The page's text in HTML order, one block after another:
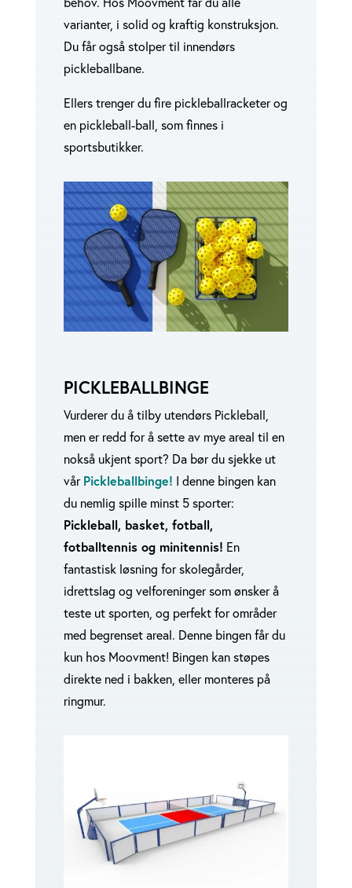
varianter, i solid og kraftig konstruksjon.
Du får også stolper til innendørs
pickleballbane.
Ellers trenger du fire pickleballracketer og
en pickleball-ball, som finnes i
sportsbutikker.
PICKLEBALLBINGE
Vurderer du å tilby utendørs Pickleball,
men er redd for å sette av mye areal til en
nokså ukjent sport? Da bør du sjekke ut
vårPickleballbinge! I denne bingen kan
du nemlig spille minst 5 sporter:
Pickleball, basket, fotball,
fotballtennis og minitennis! En
fantastisk løsning for skolegårder,
idrettslag og velforeninger som ønsker å
teste ut sporten, og perfekt for områder
med begrenset areal. Denne bingen får du
kun hos Moovment! Bingen kan støpes
direkte ned i bakken, eller monteres på
ringmur.